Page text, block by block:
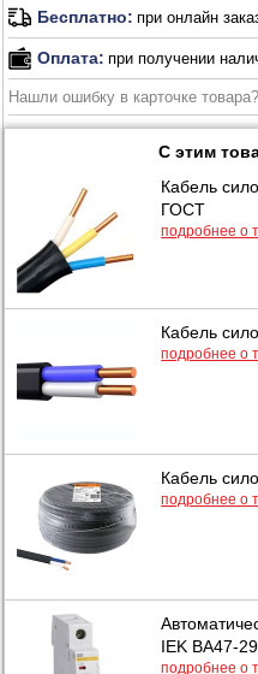
Бесплатно: при онлайн
Оплата: при получении
Нашли ошибку в карточке товара?
С этим
Кабель
ГОСТ
подробнее о
Кабель
подробнее о
Кабель
подробнее о
IEK ВА47-
подробнее о